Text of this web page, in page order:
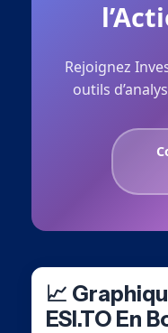
Rejoignez
outils
📈
ESI.TO En